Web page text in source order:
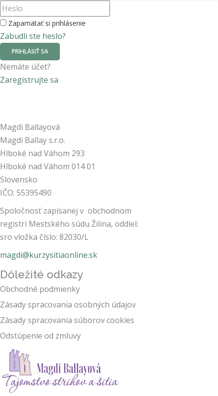
Zapamätať si prihlásenie
Zabudli ste heslo?
PRIHLÁSIŤ SA
Nemáte účet?
Zaregistrujte sa
Magdi Ballayová
Magdi Ballay s.r.o.
Hlboké nad Váhom 293
Hlboké nad Váhom 014 01
Slovensko
IČO: 55395490
Spoločnosťzapísanej v obchodnom
registri Mestského súdu Žilina, oddiel:
sro vložka číslo: 82030/L
magdi@kurzysitiaonline.sk
Dôležité odkazy
Obchodné podmienky
Zásady spracovania osobných údajov
Zásady spracovania súborov cookies
Odstúpenie od zmluvy